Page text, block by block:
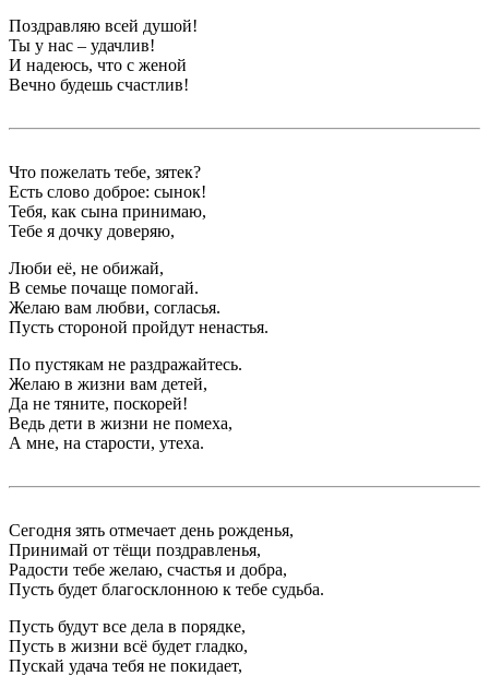
Поздравляю всей душой!
Ты у нас – удачлив!
И надеюсь, что с женой
Вечно будешь счастлив!
Что пожелать тебе, зятек?
Есть слово доброе: сынок!
Тебя, как сына принимаю,
Тебе я дочку доверяю,
Люби её, не обижай,
В семье почаще помогай.
Желаю вам любви, согласья.
Пусть стороной пройдут ненастья.
По пустякам не раздражайтесь.
Желаю в жизни вам детей,
Да не тяните, поскорей!
Ведь дети в жизни не помеха,
А мне, на старости, утеха.
Сегодня зять отмечает день рожденья,
Принимай от тёщи поздравленья,
Радости тебе желаю, счастья и добра,
Пусть будет благосклонною к тебе судьба.
Пусть будут все дела в порядке,
Пусть в жизни всё будет гладко,
Пускай удача тебя не покидает,